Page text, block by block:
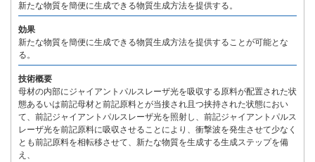
新たな物質を簡便に生成できる物質生成方法を提供する。
効果
新たな物質を簡便に生成できる物質生成方法を提供することが可能とな
る。
技術概要
母材の内部にジャイアントパルスレーザ光を吸収する原料が配置された状
態あるいは前記母材と前記原料とが当接され且つ挟持された状態におい
て、前記ジャイアントパルスレーザ光を照射し、前記ジャイアントパルス
レーザ光を前記原料に吸収させることにより、衝撃波を発生させて少なく
とも前記原料を相転移させて、新たな物質を生成する生成ステップを備
え、